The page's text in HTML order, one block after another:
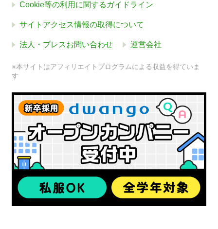
Cookie等の利用に関するガイドライン
サイトアクセス情報の取得について
法人・プレスお問い合わせ 運営会社
※本サイトはアフィリエイトプログラムによる収益を得ていま
す